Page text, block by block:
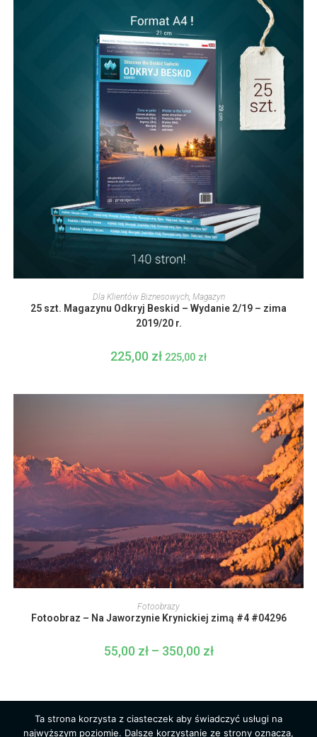
DODAJ DO KOSZYKA
Dla Klientów Biznesowych, Magazyn
25 szt. Magazynu Odkryj Beskid – Wydanie 2/19 – zima
2019/20 r.
225,00 zł 225,00 zł
WYBIERZ OPCJE
produkt
ma
wiele
można
Fotoobrazy
Fotoobraz – Na Jaworzynie Krynickiej zimą #4 #04296
55,00 zł – 350,00 złZakres
cen:
350,00 zł
Ta strona korzysta z ciasteczek aby świadczyć usługi na
najwyższym poziomie. Dalsze korzystanie ze strony oznacza,